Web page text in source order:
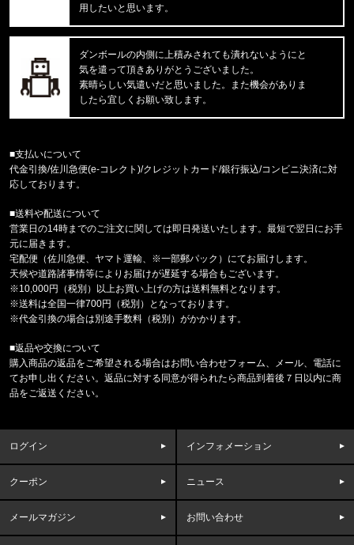
東京都のお客様ご注文ありがとうございます。
reversal/リバーサル
福岡県のお客様ご注文ありがとうございます。
COLUMBIA/コロンビア
福岡県のお客様ご注文ありがとうございます。
CALVIN KLEIN/カルバンクライン
福岡県のお客様ご注文ありがとうございます。
COLUMBIA/コロンビア
福岡県のお客様ご注文ありがとうございます。
47 Brand/フォーティーセブンブランド
'47 クリーンナップ キャップ ヤンキ
福岡県のお客様ご注文ありがとうございます。
THE NORTH FACE/ノースフェイス
M CAMPING RELAXED SHORT S
M PLANT & FLORA OVERS
福岡県のお客様ご注文ありがとうございます。
reversal/リバーサル
BIG MARK COTTON TEE rvbs0
用したいと思います。
ダンボールの内側に上積みされても潰れないようにと
気を遣って頂きありがとうございました。
素晴らしい気遣いだと思いました。また機会がありま
したら宜しくお願い致します。
■支払いについて
代金引換/佐川急便(e-コレクト)/クレジットカード/銀行振込/コンビニ決済に対
応しております。
■送料や配送について
営業日の14時までのご注文に関しては即日発送いたします。最短で翌日にお手
元に届きます。
宅配便（佐川急便、ヤマト運輸、※一部郵パック）にてお届けします。
天候や道路諸事情等によりお届けが遅延する場合もございます。
※10,000円（税別）以上お買い上げの方は送料無料となります。
※送料は全国一律700円（税別）となっております。
※代金引換の場合は別途手数料（税別）がかかります。
■返品や交換について
購入商品の返品をご希望される場合はお問い合わせフォーム、メール、電話に
てお申し出ください。返品に対する同意が得られたら商品到着後７日以内に商
品をご返送ください。
ログイン インフォメーション
クーポン ニュース
メールマガジン お問い合わせ